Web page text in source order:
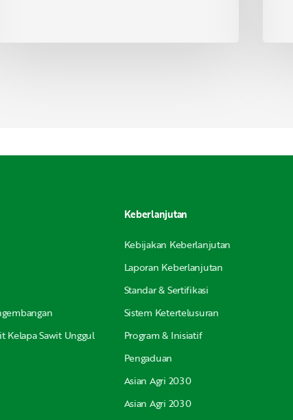
Kelapa Sawit Unggul
Keberlanjutan
Kebijakan Keberlanjutan
Laporan Keberlanjutan
Standar & Sertifikasi
Sistem Ketertelusuran
Program & Inisiatif
Pengaduan
Asian Agri 2030
Asian Agri 2030